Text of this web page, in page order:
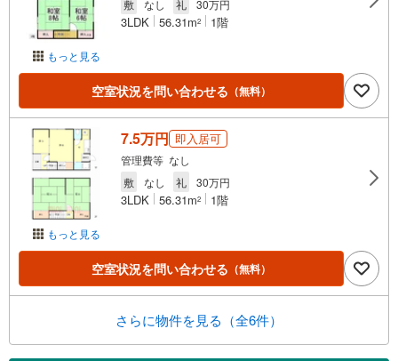
もっと見る
敷
なし 礼 30万円
3LDK 56.31m2 1階
空室状況を問い合わせる （無料）
もっと見る
7.5万円 即入居可
管理費等 なし
敷
なし 礼 30万円
3LDK 56.31m2 1階
空室状況を問い合わせる （無料）
さらに物件を見る（全6件）